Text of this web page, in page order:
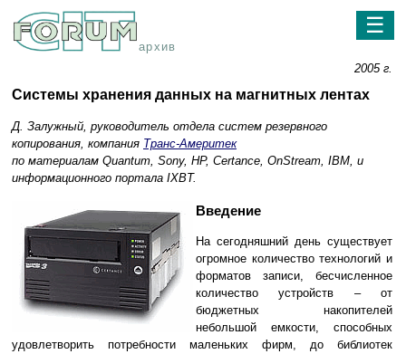
архив
☰
2005 г.
Системы хранения данных на магнитных лентах
Д. Залужный, руководитель отдела систем резервного
копирования, компания Транс-Америтек
по материалам Quantum, Sony, HP, Certance, OnStream, IBM, и
информационного портала IXBT.
Введение
На сегодняшний день существует
огромное количество технологий и
форматов записи, бесчисленное
количество устройств – от
бюджетных накопителей
небольшой емкости, способных
удовлетворить потребности маленьких фирм, до библиотек